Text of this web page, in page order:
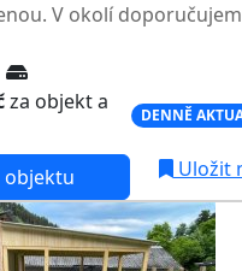
V okolí
za objekt a
DENNĚ
objektu Uložit